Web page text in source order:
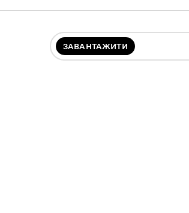
ЗАВАНТАЖИТИ